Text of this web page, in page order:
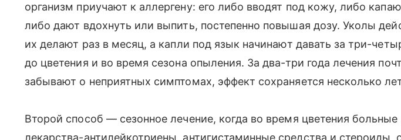
организм приучают к аллергену: его либо вводят под кожу, либо
либо дают вдохнуть или выпить, постепенно повышая дозу. Уколы
их делают раз в месяц, а капли под язык начинают давать за три-
до цветения и во время сезона опыления. За два-три года лечения
забывают о неприятных симптомах, эффект сохраняется несколько
Второй способ — сезонное лечение, когда во время цветения
лекарства-антилейкотриены, антигистаминные средства и